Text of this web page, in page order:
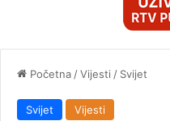
Početna /Vijesti / Svijet
Svijet Vijesti